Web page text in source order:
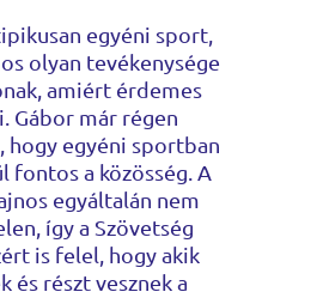
egyéni sport,
olyan tevékenysége
amiért érdemes
Gábor már régen
hogy egyéni sportban
fontos a közösség. A
egyáltalán nem
így a Szövetség
is felel, hogy akik
és részt vesznek a